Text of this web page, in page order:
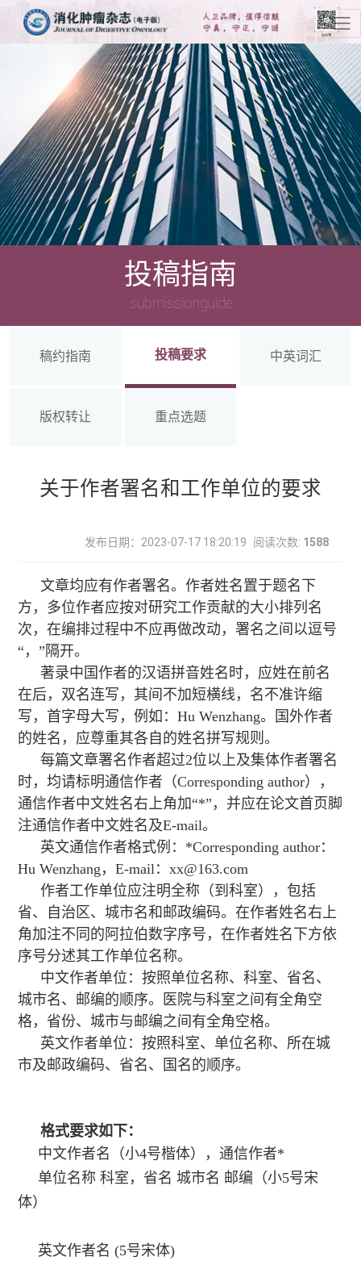
投稿指南
submissionguide
稿约指南 投稿要求 中英词汇
版权转让 重点选题
关于作者署名和工作单位的要求
发布日期：2023-07-17 18:20:19 阅读次数: 1588
文章均应有作者署名。作者姓名置于题名下
方，多位作者应按对研究工作贡献的大小排列名
次，在编排过程中不应再做改动，署名之间以逗号
“，”隔开。
著录中国作者的汉语拼音姓名时，应姓在前名
在后，双名连写，其间不加短横线，名不准许缩
写，首字母大写，例如：Hu Wenzhang。国外作者
的姓名，应尊重其各自的姓名拼写规则。
每篇文章署名作者超过2位以上及集体作者署名
时，均请标明通信作者（Corresponding author），
通信作者中文姓名右上角加“*”，并应在论文首页脚
注通信作者中文姓名及E-mail。
英文通信作者格式例：*Corresponding author：
Hu Wenzhang，E-mail：xx@163.com
作者工作单位应注明全称（到科室），包括
省、自治区、城市名和邮政编码。在作者姓名右上
角加注不同的阿拉伯数字序号，在作者姓名下方依
序号分述其工作单位名称。
中文作者单位：按照单位名称、科室、省名、
城市名、邮编的顺序。医院与科室之间有全角空
格，省份、城市与邮编之间有全角空格。
英文作者单位：按照科室、单位名称、所在城
市及邮政编码、省名、国名的顺序。
格式要求如下：
中文作者名（小4号楷体），通信作者*
单位名称 科室，省名 城市名 邮编（小5号宋
体）
英文作者名 (5号宋体)